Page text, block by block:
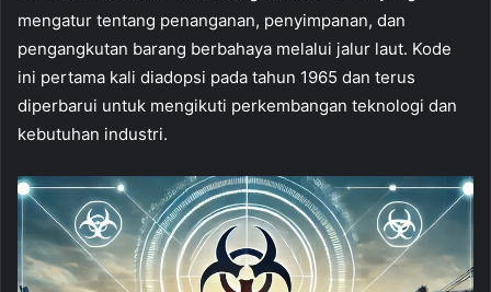
mengatur tentang penanganan, penyimpanan, dan
pengangkutan barang berbahaya melalui jalur laut. Kode
ini pertama kali diadopsi pada tahun 1965 dan terus
diperbarui untuk mengikuti perkembangan teknologi dan
kebutuhan industri.